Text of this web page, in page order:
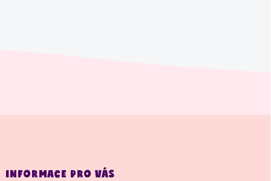
a INFORMACE PRO VÁS